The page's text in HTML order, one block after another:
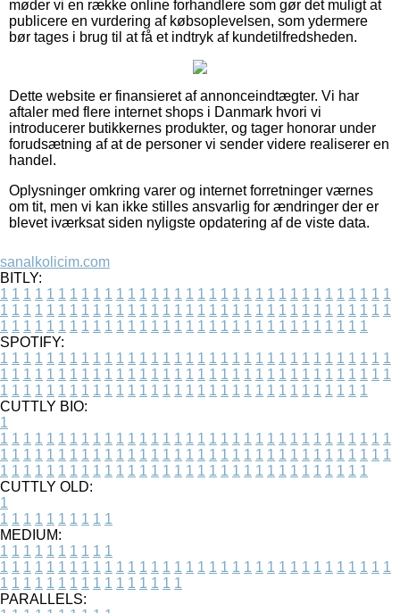
møder vi en række online forhandlere som gør det muligt at
publicere en vurdering af købsoplevelsen, som ydermere
bør tages i brug til at få et indtryk af kundetilfredsheden.
Dette website er finansieret af annonceindtægter. Vi har
aftaler med flere internet shops i Danmark hvori vi
introducerer butikkernes produkter, og tager honorar under
forudsætning af at de personer vi sender videre realiserer en
handel.
Oplysninger omkring varer og internet forretninger værnes
om tit, men vi kan ikke stilles ansvarlig for ændringer der er
blevet iværksat siden nyligste opdatering af de viste data.
sanalkolicim.com
BITLY:
1 1 1 1 1 1 1 1 1 1 1 1 1 1 1 1 1 1 1 1 1 1 1 1 1 1 1 1 1 1 1 1 1 1
1 1 1 1 1 1 1 1 1 1 1 1 1 1 1 1 1 1 1 1 1 1 1 1 1 1 1 1 1 1 1 1 1 1
1 1 1 1 1 1 1 1 1 1 1 1 1 1 1 1 1 1 1 1 1 1 1 1 1 1 1 1 1 1 1 1
SPOTIFY:
1 1 1 1 1 1 1 1 1 1 1 1 1 1 1 1 1 1 1 1 1 1 1 1 1 1 1 1 1 1 1 1 1 1
1 1 1 1 1 1 1 1 1 1 1 1 1 1 1 1 1 1 1 1 1 1 1 1 1 1 1 1 1 1 1 1 1 1
1 1 1 1 1 1 1 1 1 1 1 1 1 1 1 1 1 1 1 1 1 1 1 1 1 1 1 1 1 1 1 1
CUTTLY BIO:
1
1 1 1 1 1 1 1 1 1 1 1 1 1 1 1 1 1 1 1 1 1 1 1 1 1 1 1 1 1 1 1 1 1 1
1 1 1 1 1 1 1 1 1 1 1 1 1 1 1 1 1 1 1 1 1 1 1 1 1 1 1 1 1 1 1 1 1 1
1 1 1 1 1 1 1 1 1 1 1 1 1 1 1 1 1 1 1 1 1 1 1 1 1 1 1 1 1 1 1 1
CUTTLY OLD:
1
1 1 1 1 1 1 1 1 1 1
MEDIUM:
1 1 1 1 1 1 1 1 1 1
1 1 1 1 1 1 1 1 1 1 1 1 1 1 1 1 1 1 1 1 1 1 1 1 1 1 1 1 1 1 1 1 1 1
1 1 1 1 1 1 1 1 1 1 1 1 1 1 1 1
PARALLELS: